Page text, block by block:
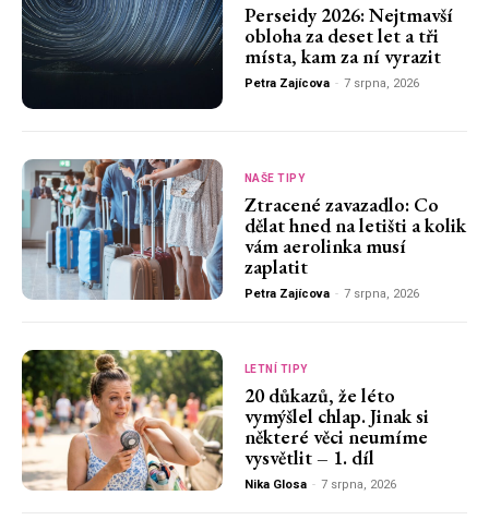
Perseidy 2026: Nejtmavší
obloha za deset let a tři
místa, kam za ní vyrazit
Petra Zajícova - 7 srpna, 2026
NAŠE TIPY
Ztracené zavazadlo: Co
dělat hned na letišti a kolik
vám aerolinka musí
zaplatit
Petra Zajícova - 7 srpna, 2026
LETNÍ TIPY
20 důkazů, že léto
vymýšlel chlap. Jinak si
některé věci neumíme
vysvětlit – 1. díl
Nika Glosa - 7 srpna, 2026